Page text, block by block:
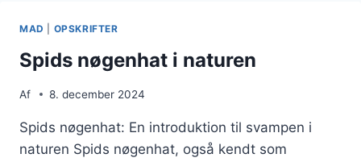
MAD OPSKRIFTER
Spids nøgenhat i naturen
Af 8. december 2024
Spids nøgenhat: En introduktion til svampen i
naturen Spids nøgenhat, også kendt som